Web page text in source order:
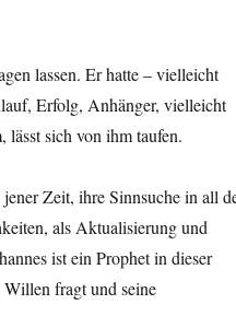
lassen. Er hatte – vielleicht
Erfolg, Anhänger, vielleicht
lässt sich von ihm taufen.
Zeit, ihre Sinnsuche in all
als Aktualisierung und
ist ein Prophet in dieser
fragt und seine